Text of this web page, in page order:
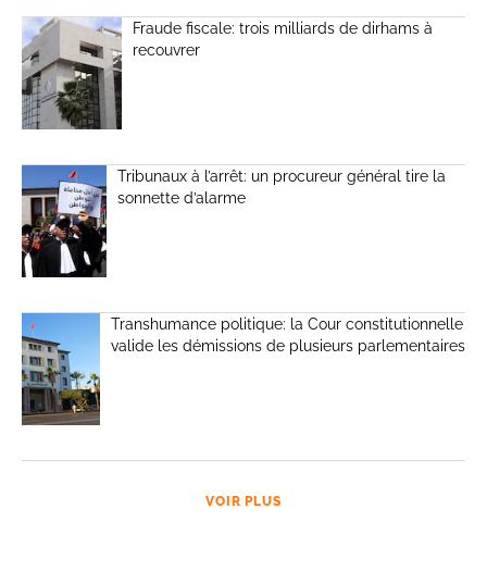
Fraude fiscale: trois milliards de dirhams à
recouvrer
Tribunaux à l’arrêt: un procureur général tire la
sonnette d’alarme
Transhumance politique: la Cour constitutionnelle
valide les démissions de plusieurs parlementaires
VOIR PLUS